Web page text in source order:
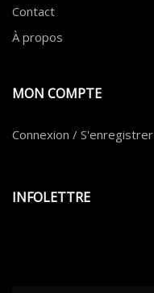
Contact
À propos
MON COMPTE
Connexion / S'enregistrer
INFOLETTRE